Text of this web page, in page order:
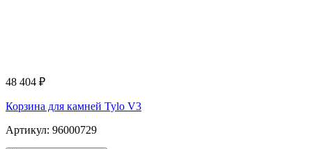
48 404 ₽
Корзина для камней Tylo V3
Артикул: 96000729